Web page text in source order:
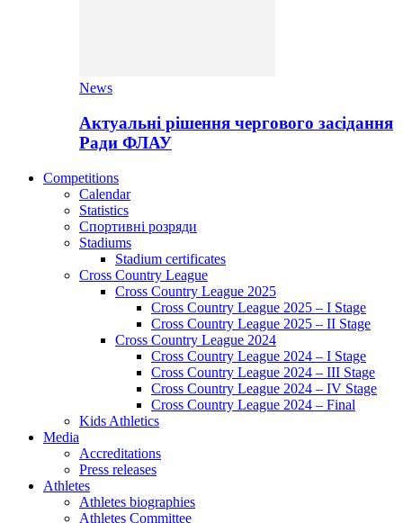
News
Актуальні рішення чергового засідання
Ради ФЛАУ
Competitions
Calendar
Statistics
Спортивні розряди
Stadiums
Stadium certificates
Cross Country League
Cross Country League 2025
Cross Country League 2025 – I Stage
Cross Country League 2025 – II Stage
Cross Country League 2024
Cross Country League 2024 – I Stage
Cross Country League 2024 – III Stage
Cross Country League 2024 – IV Stage
Cross Country League 2024 – Final
Kids Athletics
Media
Accreditations
Press releases
Athletes
Athletes biographies
Athletes Committee